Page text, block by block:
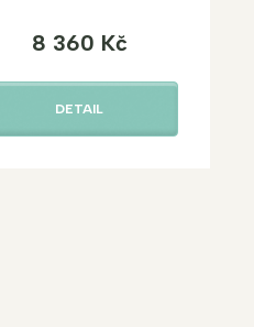
8 360 Kč
DETAIL